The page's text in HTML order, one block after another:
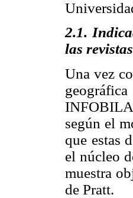
2.1.
las revistas
Una vez
INFOBILA
según el
que estas
el núcleo
muestra
de Pratt.